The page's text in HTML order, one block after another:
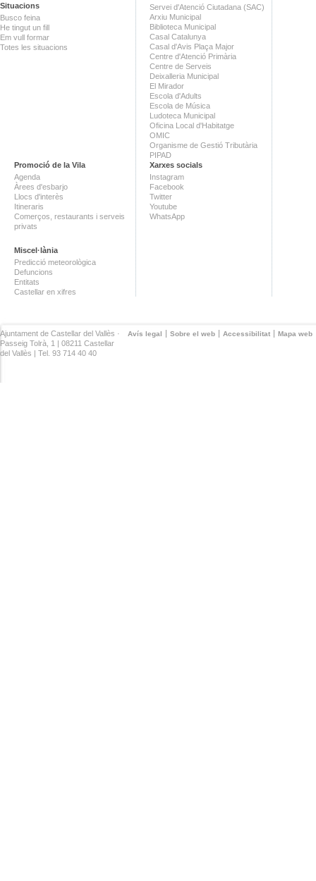
Situacions
Busco feina
He tingut un fill
Em vull formar
Totes les situacions
Servei d'Atenció Ciutadana (SAC)
Arxiu Municipal
Biblioteca Municipal
Casal Catalunya
Casal d'Avis Plaça Major
Centre d'Atenció Primària
Centre de Serveis
Deixalleria Municipal
El Mirador
Escola d'Adults
Escola de Música
Ludoteca Municipal
Oficina Local d'Habitatge
OMIC
Organisme de Gestió Tributària
PIPAD
Promoció de la Vila
Agenda
Àrees d'esbarjo
Llocs d'interès
Itineraris
Comerços, restaurants i serveis
privats
Miscel·lània
Predicció meteorològica
Defuncions
Entitats
Castellar en xifres
Xarxes socials
Instagram
Facebook
Twitter
Youtube
WhatsApp
Avís legal Sobre el web Accessibilitat Mapa web
Ajuntament de Castellar del Vallès ·
Passeig Tolrà, 1 | 08211 Castellar
del Vallès | Tel. 93 714 40 40